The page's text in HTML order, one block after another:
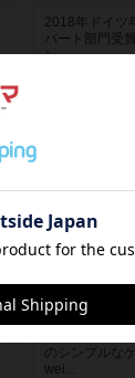
2018年ドイツ
パート部門受
ン...
ダイスを順番
のシンプルな
wei...